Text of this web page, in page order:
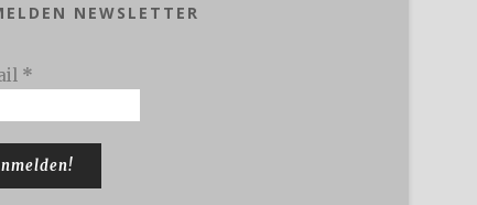
NEWSLETTER
*